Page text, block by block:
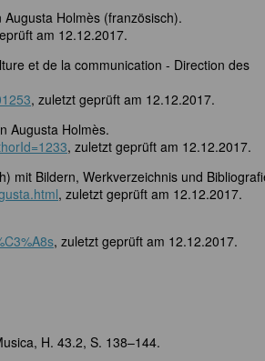
Holmès (französisch).
am 12.12.2017.
et de la communication - Direction des
, zuletzt geprüft am 12.12.2017.
Augusta Holmès.
, zuletzt geprüft am 12.12.2017.
mit Bildern, Werkverzeichnis und
, zuletzt geprüft am 12.12.2017.
, zuletzt geprüft am 12.12.2017.
H. 43.2, S. 138–144.